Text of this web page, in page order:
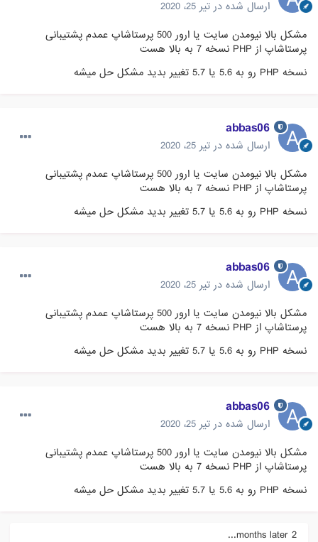
ارسال شده در تیر 25، 2020
مشکل بالا نیومدن سایت یا ارور 500 پرستاشاپ عمدم پشتیبانی
پرستاشاپ از PHP نسخه 7 به بالا هست
نسخه PHP رو به 5.6 یا 5.7 تغییر بدید مشکل حل میشه
abbas06
ارسال شده در تیر 25، 2020
مشکل بالا نیومدن سایت یا ارور 500 پرستاشاپ عمدم پشتیبانی
پرستاشاپ از PHP نسخه 7 به بالا هست
نسخه PHP رو به 5.6 یا 5.7 تغییر بدید مشکل حل میشه
abbas06
ارسال شده در تیر 25، 2020
مشکل بالا نیومدن سایت یا ارور 500 پرستاشاپ عمدم پشتیبانی
پرستاشاپ از PHP نسخه 7 به بالا هست
نسخه PHP رو به 5.6 یا 5.7 تغییر بدید مشکل حل میشه
abbas06
ارسال شده در تیر 25، 2020
مشکل بالا نیومدن سایت یا ارور 500 پرستاشاپ عمدم پشتیبانی
پرستاشاپ از PHP نسخه 7 به بالا هست
نسخه PHP رو به 5.6 یا 5.7 تغییر بدید مشکل حل میشه
2 months later...